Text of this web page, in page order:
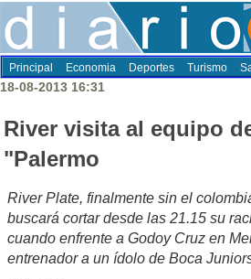
Principal Economia Deportes Turismo
18-08-2013 16:31
River visita al equipo
"Palermo
River Plate, finalmente sin el
buscará cortar desde las 21.15 su
cuando enfrente a Godoy Cruz en
entrenador a un ídolo de Boca